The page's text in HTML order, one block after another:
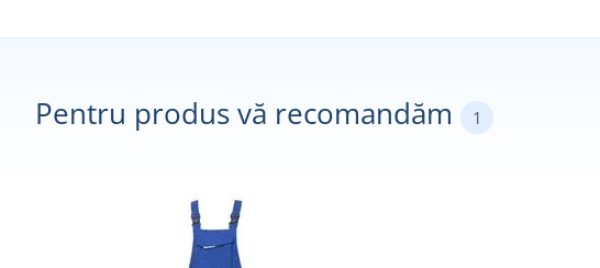
Pentru produs vă recomandăm 1